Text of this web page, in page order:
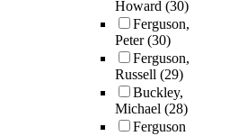
Howard (30)
Ferguson,
Peter(30)
Ferguson,
Russell (29)
Buckley,
Michael (28)
Ferguson